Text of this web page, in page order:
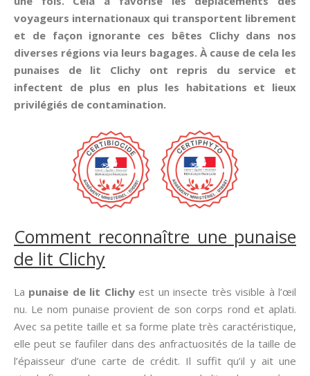
voyageurs internationaux qui transportent librement
et de façon ignorante ces bêtes Clichy dans nos
diverses régions via leurs bagages. À cause de cela les
punaises de lit Clichy ont repris du service et
infectent de plus en plus les habitations et lieux
privilégiés de contamination.
Comment reconnaître une punaise
de lit Clichy
La punaise de lit Clichyest un insecte très visible à l’œil
nu. Le nom punaise provient de son corps rond et aplati.
Avec sa petite taille et sa forme plate très caractéristique,
elle peut se faufiler dans des anfractuosités de la taille de
l’épaisseur d’une carte de crédit. Il suffit qu’il y ait une